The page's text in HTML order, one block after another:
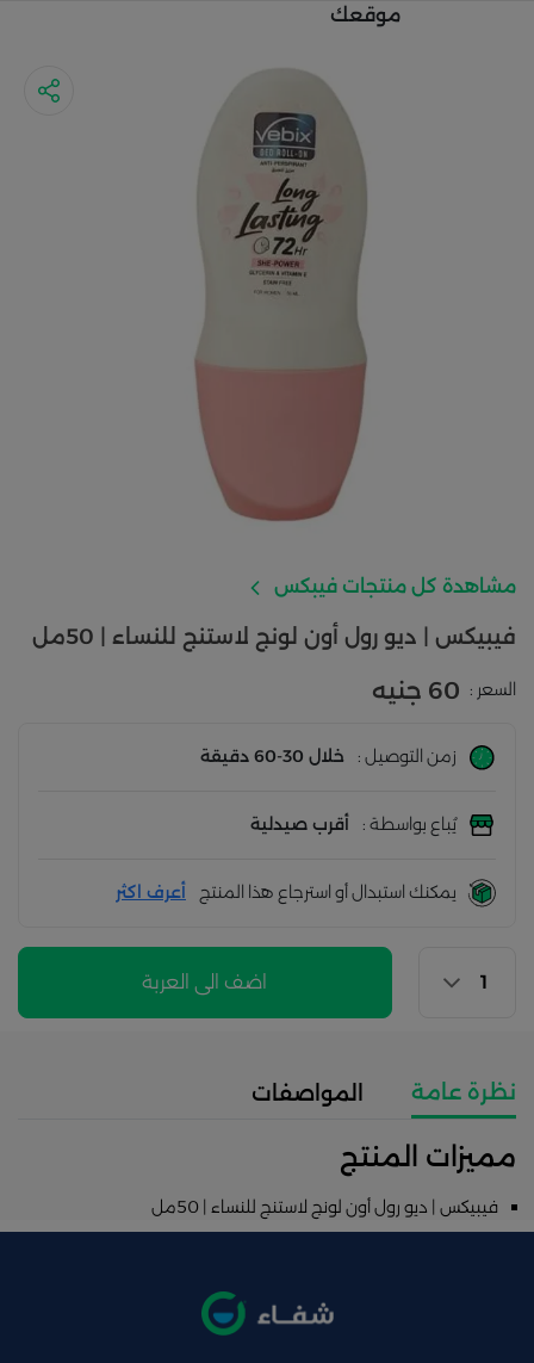
موقعك
مشاهدة كل منتجات فيبكس
فيبيكس | ديو رول أون لونج لاستنج للنساء | 50مل
السعر : 60 جنيه
زمن التوصيل : خلال 30-60 دقيقة
يُباع بواسطة : أقرب صيدلية
يمكنك استبدال أو استرجاع هذا المنتج أعرف اكثر
اضف الى العربة
نظرة عامة المواصفات
مميزات المنتج
فيبيكس | ديو رول أون لونج لاستنج للنساء | 50مل